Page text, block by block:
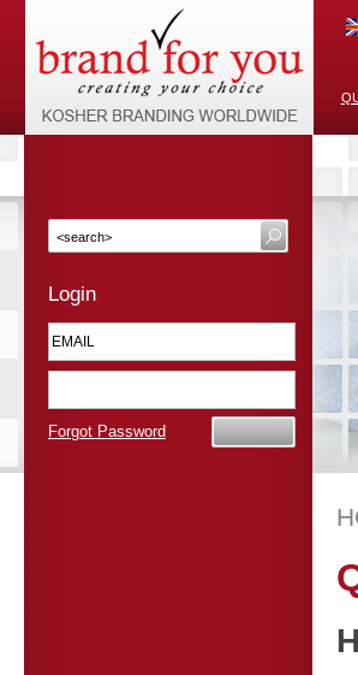
Login
Forgot Password